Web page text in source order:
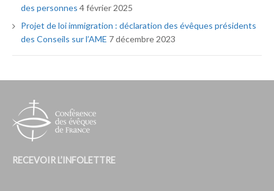
des personnes 4 février 2025
Projet de loi immigration : déclaration des évêques présidents
des Conseils sur l’AME 7 décembre 2023
RECEVOIR L’INFOLETTRE